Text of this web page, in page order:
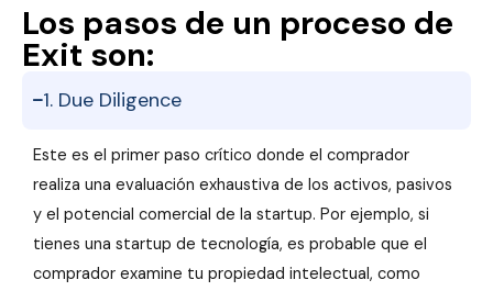
Los pasos de un proceso de
Exit son:
1. Due Diligence
Este es el primer paso crítico donde el comprador
realiza una evaluación exhaustiva de los activos, pasivos
y el potencial comercial de la startup. Por ejemplo, si
tienes una startup de tecnología, es probable que el
comprador examine tu propiedad intelectual, como